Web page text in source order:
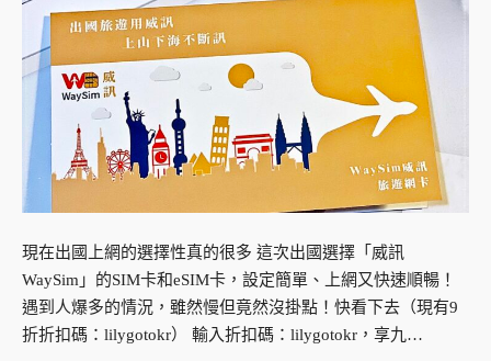
現在出國上網的選擇性真的很多 這次出國選擇「威訊
WaySim」的SIM卡和eSIM卡，設定簡單、上網又快速順暢！
遇到人爆多的情況，雖然慢但竟然沒掛點！快看下去（現有9
折折扣碼：lilygotokr） 輸入折扣碼：lilygotokr，享九…